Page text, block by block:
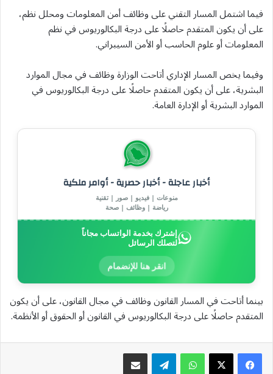
فيما اشتمل المسار التقني على وظائف أمن المعلومات ومحلل نظم،
على أن يكون المتقدم حاصلًا على درجة البكالوريوس في نظم
المعلومات أو علوم الحاسب أو الأمن السيبراني.
وفيما يخص المسار الإداري أتاحت الوزارة وظائف في مجال الموارد
البشرية، على أن يكون المتقدم حاصلًا على درجة البكالوريوس في
الموارد البشرية أو الإدارة العامة.
أخبار عاجلة - أخبار حصرية - أوامر ملكية
منوعات | فيديو | صور | تقنية
رياضة | وظائف | صحة
إشترك بخدمة الواتساب مجاناً
لتصلك الرسائل
انقر هنا للإنضمام
بينما أتاحت في المسار القانون وظائف في مجال القانون، على أن يكون
المتقدم حاصلًا على درجة البكالوريوس في القانون أو الحقوق أو الأنظمة.
واتسابتيلقرام مشاركة عبر البريد